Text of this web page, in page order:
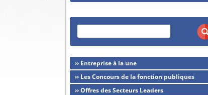
›› Entreprise à la une
›› Les Concours de la fonction publiques
›› Offres des Secteurs Leaders